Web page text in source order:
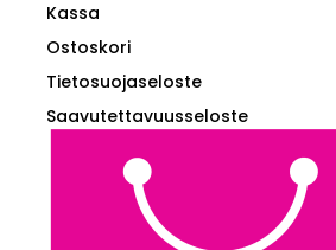
Kassa
Ostoskori
Tietosuojaseloste
Saavutettavuusseloste